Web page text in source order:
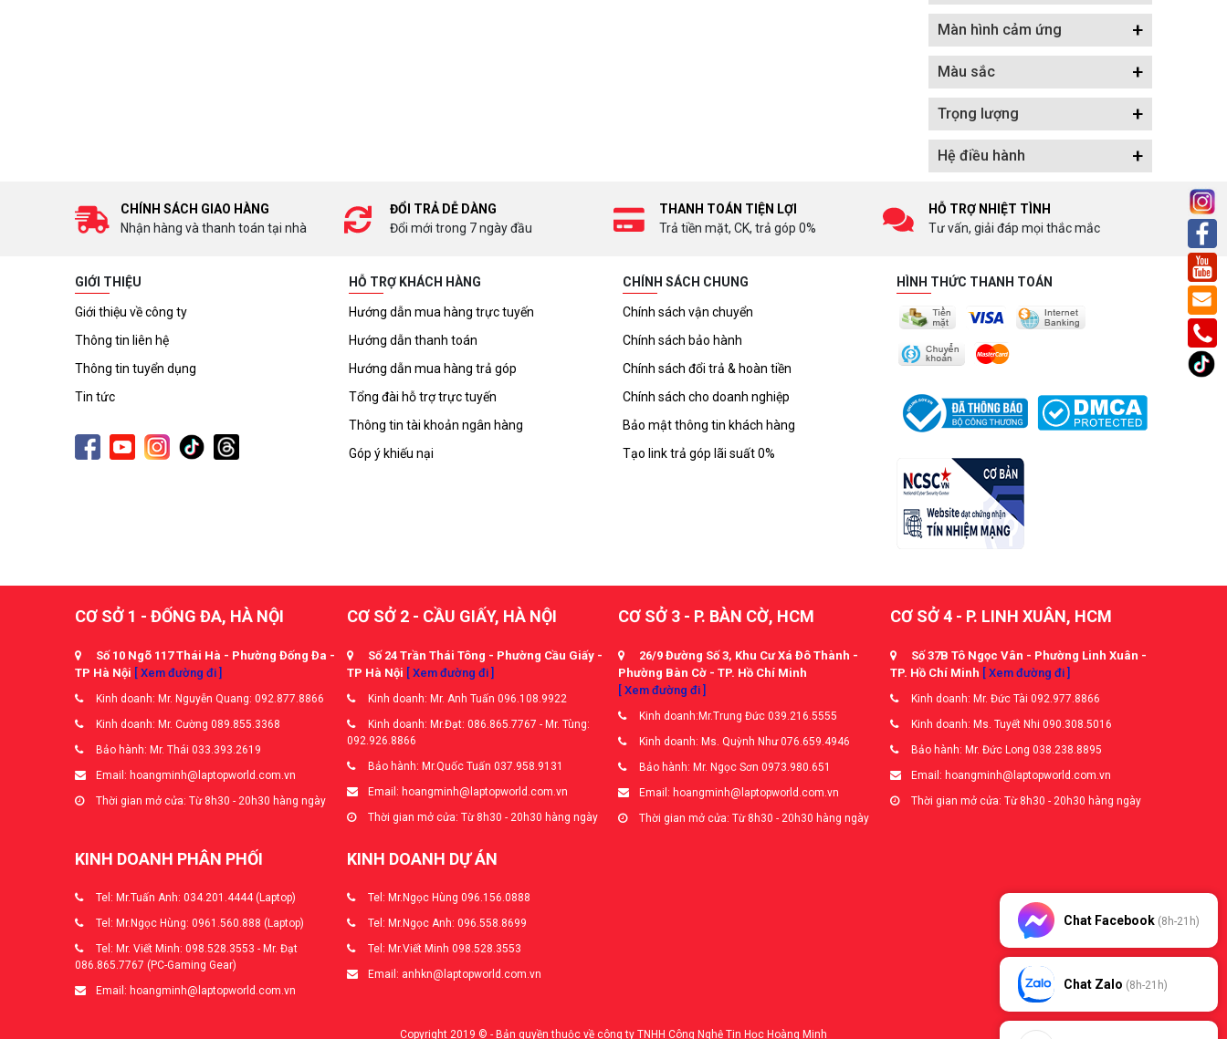
Màn hình cảm ứng +
Màu sắc +
Trọng lượng +
Hệ điều hành +
CHÍNH SÁCH GIAO HÀNG
Nhận hàng và thanh toán tại nhà
ĐỔI TRẢ DỄ DÀNG
Đổi mới trong 7 ngày đầu
THANH TOÁN TIỆN LỢI
Trả tiền mặt, CK, trả góp 0%
HỖ TRỢ NHIỆT TÌNH
Tư vấn, giải đáp mọi thắc mắc
GIỚI THIỆU
Giới thiệu về công ty
Thông tin liên hệ
Thông tin tuyển dụng
Tin tức
HỖ TRỢ KHÁCH HÀNG
Hướng dẫn mua hàng trực tuyến
Hướng dẫn thanh toán
Hướng dẫn mua hàng trả góp
Tổng đài hỗ trợ trực tuyến
Thông tin tài khoản ngân hàng
Góp ý khiếu nại
CHÍNH SÁCH CHUNG
Chính sách vận chuyển
Chính sách bảo hành
Chính sách đổi trả & hoàn tiền
Chính sách cho doanh nghiệp
Bảo mật thông tin khách hàng
Tạo link trả góp lãi suất 0%
HÌNH THỨC THANH TOÁN
CƠ SỞ 1 - ĐỐNG ĐA, HÀ NỘI
Số 10 Ngõ 117 Thái Hà - Phường Đống Đa -
TP Hà Nội [ Xem đường đi ]
Kinh doanh: Mr. Nguyễn Quang: 092.877.8866
Kinh doanh: Mr. Cường 089.855.3368
Bảo hành: Mr. Thái 033.393.2619
Email: hoangminh@laptopworld.com.vn
Thời gian mở cửa: Từ 8h30 - 20h30 hàng ngày
CƠ SỞ 2 - CẦU GIẤY, HÀ NỘI
Số 24 Trần Thái Tông - Phường Cầu Giấy -
TP Hà Nội [ Xem đường đi ]
Kinh doanh: Mr. Anh Tuấn 096.108.9922
Kinh doanh: Mr.Đạt: 086.865.7767 - Mr. Tùng:
092.926.8866
Bảo hành: Mr.Quốc Tuấn 037.958.9131
Email: hoangminh@laptopworld.com.vn
Thời gian mở cửa: Từ 8h30 - 20h30 hàng ngày
CƠ SỞ 3 - P. BÀN CỜ, HCM
26/9 Đường Số 3, Khu Cư Xá Đô Thành -
Phường Bàn Cờ - TP. Hồ Chí Minh
[ Xem đường đi ]
Kinh doanh:Mr.Trung Đức 039.216.5555
Kinh doanh: Ms. Quỳnh Như 076.659.4946
Bảo hành: Mr. Ngọc Sơn 0973.980.651
Email: hoangminh@laptopworld.com.vn
Thời gian mở cửa: Từ 8h30 - 20h30 hàng ngày
CƠ SỞ 4 - P. LINH XUÂN, HCM
Số 37B Tô Ngọc Vân - Phường Linh Xuân -
TP. Hồ Chí Minh [ Xem đường đi ]
Kinh doanh: Mr. Đức Tài 092.977.8866
Kinh doanh: Ms. Tuyết Nhi 090.308.5016
Bảo hành: Mr. Đức Long 038.238.8895
Email: hoangminh@laptopworld.com.vn
Thời gian mở cửa: Từ 8h30 - 20h30 hàng ngày
KINH DOANH PHÂN PHỐI
Tel: Mr.Tuấn Anh: 034.201.4444 (Laptop)
Tel: Mr.Ngọc Hùng: 0961.560.888 (Laptop)
Tel: Mr. Viết Minh: 098.528.3553 - Mr. Đạt
086.865.7767 (PC-Gaming Gear)
Email: hoangminh@laptopworld.com.vn
KINH DOANH DỰ ÁN
Tel: Mr.Ngọc Hùng 096.156.0888
Tel: Mr.Ngọc Anh: 096.558.8699
Tel: Mr.Viết Minh 098.528.3553
Email: anhkn@laptopworld.com.vn
Copyright 2019 © - Bản quyền thuộc về công ty TNHH Công Nghệ Tin Học Hoàng Minh
Chat Facebook (8h-21h)
Chat Zalo (8h-21h)